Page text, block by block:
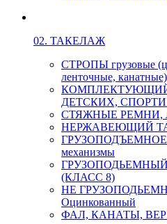
02. ТАКЕЛАЖ
СТРОПЫ грузовые
ленточные, канатные)
ДЕТСКИХ,
СТЯЖНЫЕ РЕМНИ,
НЕРЖАВЕЮЩИЙ
механизмы
ГРУЗОПОДЬЕМНЫЙ
(КЛАСС 8)
НЕ
Оцинкованный
ФАЛ, КАНАТЫ,